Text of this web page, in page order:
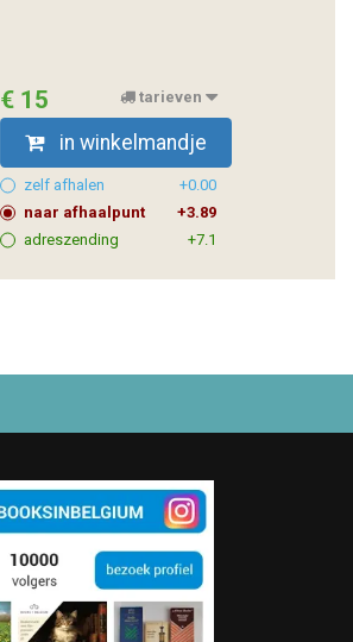
€ 15 tarieven
in winkelmandje
zelf afhalen
+0.00
naar afhaalpunt
+3.89
adreszending
+7.1